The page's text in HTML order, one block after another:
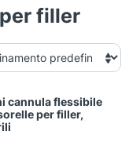
filler
cannula flessibile
per filler,